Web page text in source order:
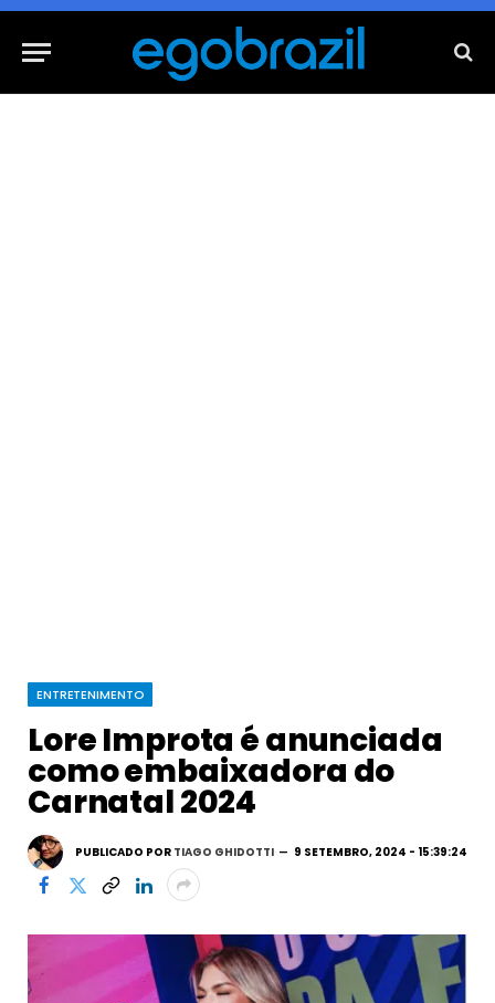
ENTRETENIMENTO
Lore Improta é anunciada
como embaixadora do
Carnatal 2024
PUBLICADO POR TIAGO GHIDOTTI 9 SETEMBRO, 2024 - 15:39:24